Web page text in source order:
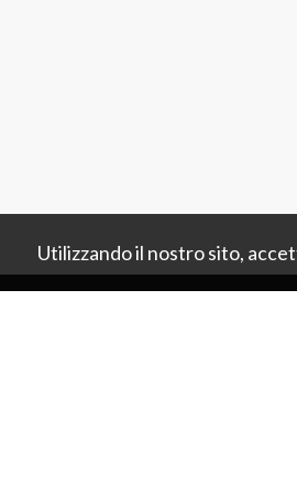
Utilizzando il nostro sito,